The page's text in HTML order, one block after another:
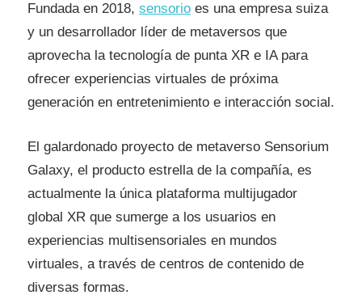
Fundada en 2018, sensorio es una empresa suiza
y un desarrollador líder de metaversos que
aprovecha la tecnología de punta XR e IA para
ofrecer experiencias virtuales de próxima
generación en entretenimiento e interacción social.
El galardonado proyecto de metaverso Sensorium
Galaxy, el producto estrella de la compañía, es
actualmente la única plataforma multijugador
global XR que sumerge a los usuarios en
experiencias multisensoriales en mundos
virtuales, a través de centros de contenido de
diversas formas.